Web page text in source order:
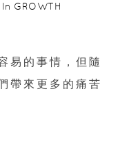
In GROWTH
易的事情，但隨
帶來更多的痛苦